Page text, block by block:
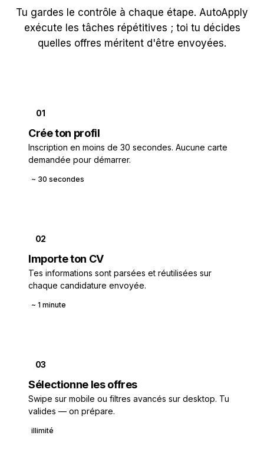
Tu gardes le contrôle à chaque étape. AutoApply
exécute les tâches répétitives ; toi tu décides
quelles offres méritent d'être envoyées.
01
Crée ton profil
Inscription en moins de 30 secondes. Aucune carte
demandée pour démarrer.
~ 30 secondes
02
Importe ton CV
Tes informations sont parsées et réutilisées sur
chaque candidature envoyée.
~ 1 minute
03
Sélectionne les offres
Swipe sur mobile ou filtres avancés sur desktop. Tu
valides — on prépare.
illimité